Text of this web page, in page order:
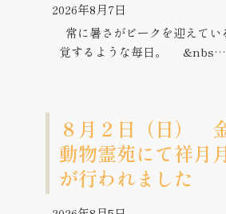
2026年8月7日
常に暑さがピークを迎えてい
覚するような毎日。 &nbs…
８月２日（日）
動物霊苑にて祥月
が行われました